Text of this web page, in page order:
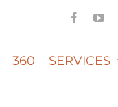
360 SERVICES